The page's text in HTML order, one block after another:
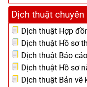
Dịch thuật chuyên
Dịch thuật Hợp
Dịch thuật Hồ sơ
Dịch thuật Báo
Dịch thuật Hồ sơ
Dịch thuật Bản vẽ